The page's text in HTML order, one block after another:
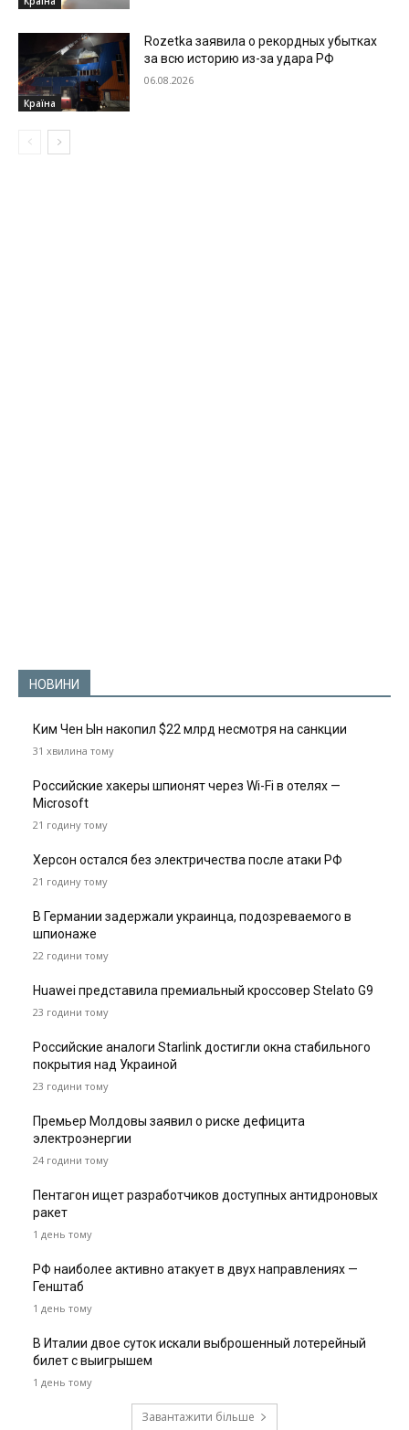
Країна
Rozetka заявила о рекордных убытках
за всю историю из-за удара РФ
06.08.2026
НОВИНИ
Ким Чен Ын накопил $22 млрд несмотря на санкции
31 хвилина тому
Российские хакеры шпионят через Wi-Fi в отелях —
Microsoft
21 годину тому
Херсон остался без электричества после атаки РФ
21 годину тому
В Германии задержали украинца, подозреваемого в
шпионаже
22 години тому
Huawei представила премиальный кроссовер Stelato G9
23 години тому
Российские аналоги Starlink достигли окна стабильного
покрытия над Украиной
23 години тому
Премьер Молдовы заявил о риске дефицита
электроэнергии
24 години тому
Пентагон ищет разработчиков доступных антидроновых
ракет
1 день тому
РФ наиболее активно атакует в двух направлениях —
Генштаб
1 день тому
В Италии двое суток искали выброшенный лотерейный
билет с выигрышем
1 день тому
Завантажити більше